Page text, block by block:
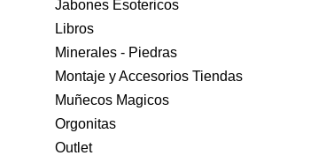
Jabones Esotericos
Libros
Minerales - Piedras
Montaje y Accesorios Tiendas
Muñecos Magicos
Orgonitas
Outlet